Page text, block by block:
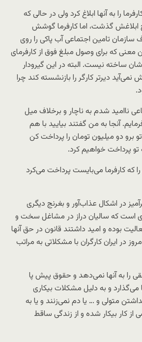
را به آنها ابلاغ کرد ولی در حالی که
ابلاغش گذشت، اما کارفرما گوشش
سازمان تامین اجتماعی آب پاکی را روی
که برای وصول مبلغ فوق از کارفرمای
ساخته نیست. البته در این گیرودار
دیرتر کارگر را بازنشسته کند چرا
ناامید شدم به ناچار و برخلاف میل
آنجا به من گفتند بیایید با هم
برو دو میلیون تومان را پرداخت کن
پرداخت خواهیم کرد.
را که کارفرما می‌بایست پرداخت می‌کرد
در اشکال عذاب‌آور و بغرنج دیگری
است که سالیان دراز در مشاغل سخت و
بوده و امید داشتند قانون در حق آنها
در ایران کارگران با مشکلاتی به مراتب
را به آنها نمی‌دهد و حقوق پیش پا
می‌گذارد و به دلیل مشکلات بیکاری
متولی و … یا دم نمی‌زنند و یا به
از کار بیکار شده و از زندگی ساقط